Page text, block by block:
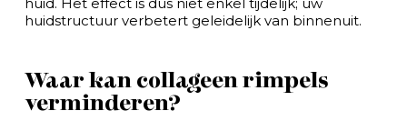
huid. Het effect is dus niet enkel tijdelijk; uw
huidstructuur verbetert geleidelijk van binnenuit.
Waar kan collageen rimpels
verminderen?